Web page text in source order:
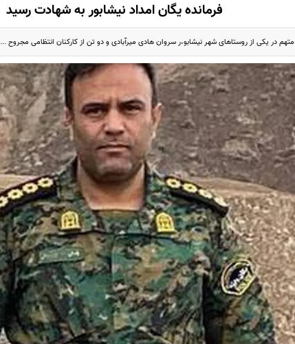
فرمانده یگان امداد نیشابور به شهادت رسید
در یکی از روستاهای شهر نیشابو،ر سروان هادی میرآبادی و دو تن از کارکنان انتظامی مجروح ...